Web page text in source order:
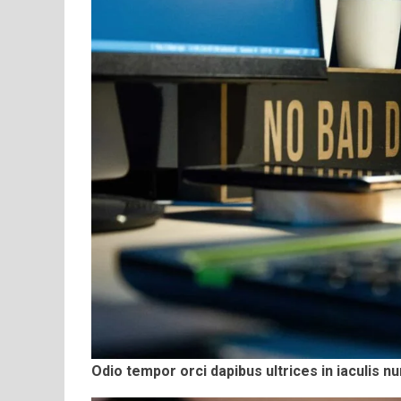
Odio tempor orci dapibus ultrices in iaculis